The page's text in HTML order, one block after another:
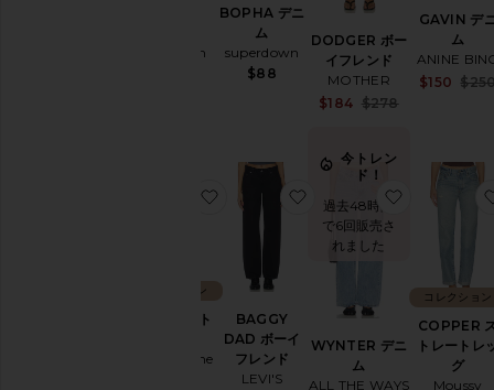
American
BOPHA デニ
ム
superdown
$88
DODGER ボー
イフレンド
MOTHER
$184 $278
GAVIN デ
ム
ANINE
$150
SAIGE スト
Rag & Bone
コレクション
お気に入りSAIGE ストレート
BAGGY
DAD ボーイ
フレンド
LEVI'S
お気に入りBAGGY DAD
今トレン
ド！
過去48時間
で6回販売さ
れました
WYNTER デニ
ム
ALL THE WAYS
お気に入
COPPER ス
トレートレ
グ
Moussy
コレクション